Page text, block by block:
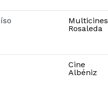
Multicines
Rosaleda
Cine
Albéniz